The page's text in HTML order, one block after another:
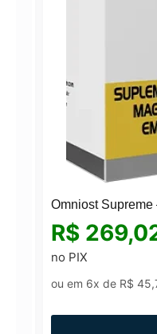
Omniost Supreme
R$269,02
no PIX
ou em 6x deR$